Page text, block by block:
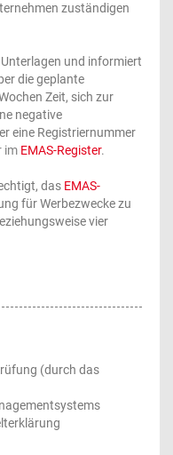
zuständigen
und informiert
die geplante
Zeit, sich zur
negative
eine Registriernummer
im EMAS-Register.
das EMAS-
für Werbezwecke zu
vier
(durch das